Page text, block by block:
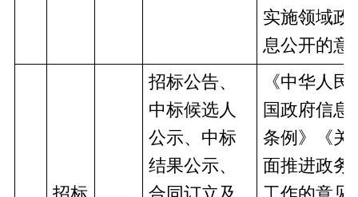
实施领域政
息公开的意
招标公告、
中标候选人
公示、中标
结果公示、
《中华人民
国政府信息
条例》《关
面推进政务